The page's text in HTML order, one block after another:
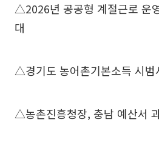
△2026년 공공형 계절근로 운
대
△경기도 농어촌기본소득 시범
△농촌진흥청장, 충남 예산서